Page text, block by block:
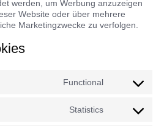
werden, um Werbung anzuzeigen
Website oder über mehrere
Marketingzwecke zu verfolgen.
FunctionalConsent
wordpress
StatisticsConsent